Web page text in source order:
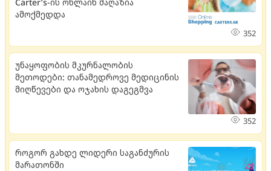
Carter’s-ის ონლაინ მაღაზია
ამოქმედდა
352
უნაყოფობის მკურნალობის
მეთოდები: თანამედროვე მედიცინის
მიღწევები და ოჯახის დაგეგმვა
352
როგორ გახდე ლიდერი საგანძურის
მარათონში